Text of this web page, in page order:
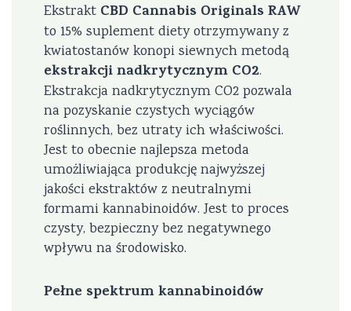
Ekstrakt CBD Cannabis Originals RAW
to 15% suplement diety otrzymywany z
kwiatostanów konopi siewnych metodą
ekstrakcji nadkrytycznym CO2.
Ekstrakcja nadkrytycznym CO2 pozwala
na pozyskanie czystych wyciągów
roślinnych, bez utraty ich właściwości.
Jest to obecnie najlepsza metoda
umożliwiająca produkcję najwyższej
jakości ekstraktów z neutralnymi
formami kannabinoidów. Jest to proces
czysty, bezpieczny bez negatywnego
wpływu na środowisko.
Pełne spektrum kannabinoidów